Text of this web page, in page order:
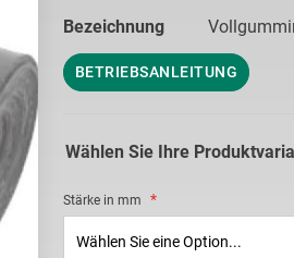
Bezeichnung
BETRIEBSANLEITUNG
Wählen Sie Ihre
Stärke in mm